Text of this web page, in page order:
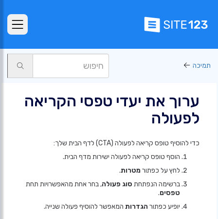
תמיכה
ערוך את יעדי טפסי הקריאה
לפעולה
כדי להוסיף טופס קריאה לפעולה (CTA) לדף הבית שלך:
הוסף טופס קריאה לפעולה ישירות מדף הבית.
לחץ על כפתור מטרות.
ברשימה הנפתחת סוג פעולה, בחר אחת מהאפשרויות תחת
טפסים.
יופיע כפתור הגדרות המאפשר להוסיף פעולה שנייה.